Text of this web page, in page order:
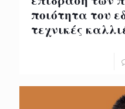
ποιότητα του
τεχνικές